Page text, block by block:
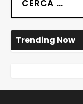
Trending Now